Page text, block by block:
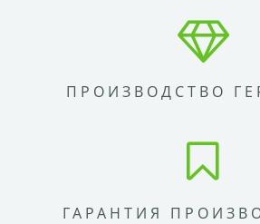
ПРОИЗВОДСТВО
ГАРАНТИЯ